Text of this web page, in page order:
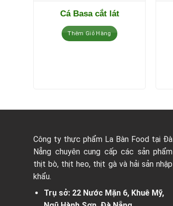
Cá Basa cắt lát
Thêm Giỏ Hàng
Công ty thực phẩm La Bàn Food tại Đà
Nẵng chuyên cung cấp các sản phẩm
thịt bò, thịt heo, thịt gà và hải sản nhập
khẩu.
Trụ sở: 22 Nước Mặn 6, Khuê Mỹ,